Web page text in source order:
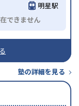
明星駅
できません
塾の詳細を見る